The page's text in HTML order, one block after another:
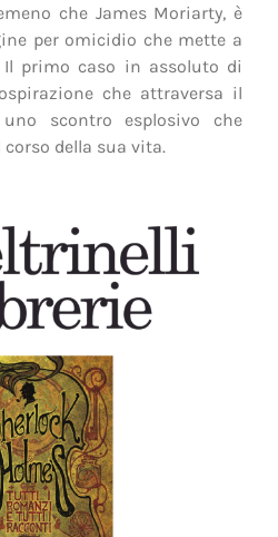
che James Moriarty, è
per omicidio che mette a
primo caso in assoluto di
che attraversa il
scontro esplosivo che
della sua vita.